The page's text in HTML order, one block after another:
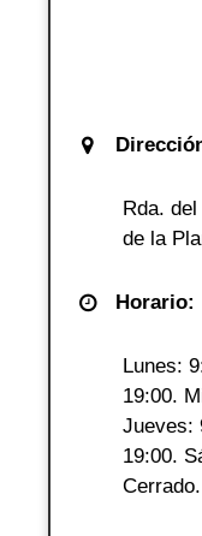
Rda.
de la
Horario:
Lunes:
19:00.
Jueves:
19:00.
Cerrado.